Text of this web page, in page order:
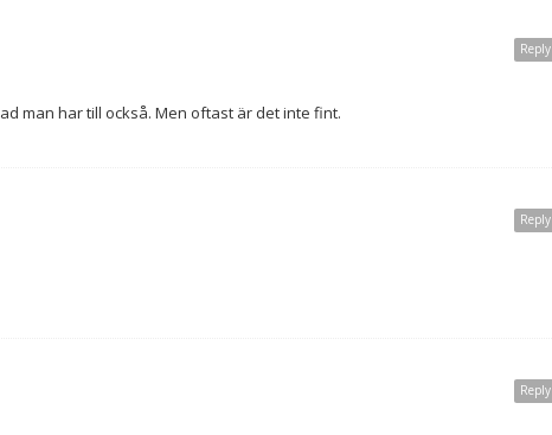
Reply
man har till också. Men oftast är det inte fint.
Reply
Reply